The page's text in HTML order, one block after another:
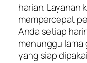
harian. Layanan
mempercepat
Anda setiap
menunggu lama
yang siap